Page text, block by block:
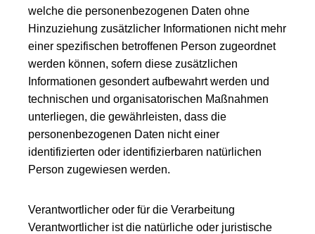
welche die personenbezogenen Daten ohne
Hinzuziehung zusätzlicher Informationen nicht mehr
einer spezifischen betroffenen Person zugeordnet
werden können, sofern diese zusätzlichen
Informationen gesondert aufbewahrt werden und
technischen und organisatorischen Maßnahmen
unterliegen, die gewährleisten, dass die
personenbezogenen Daten nicht einer
identifizierten oder identifizierbaren natürlichen
Person zugewiesen werden.
Verantwortlicher oder für die Verarbeitung
Verantwortlicher ist die natürliche oder juristische